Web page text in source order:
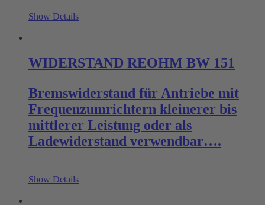
Show Details
WIDERSTAND REOHM BW 151
Bremswiderstand für Antriebe mit
Frequenzumrichtern kleinerer bis
mittlerer Leistung oder als
Ladewiderstand verwendbar….
Show Details